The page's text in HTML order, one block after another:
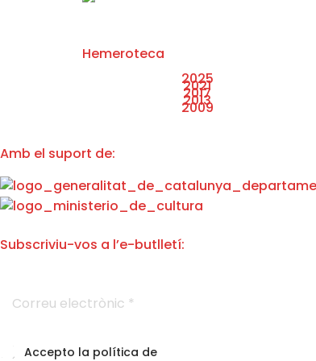
Hemeroteca
2025
2021
2017
2013
2009
Amb el suport de:
Subscriviu-vos a l’e-butlletí:
Accepto la política de